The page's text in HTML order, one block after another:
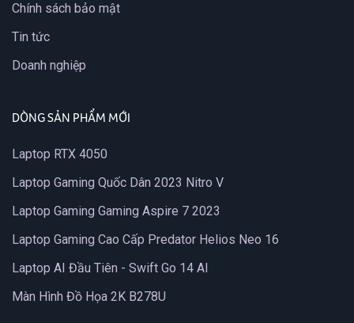
Chính sách bảo mật
Tin tức
Doanh nghiệp
DÒNG SẢN PHẨM MỚI
Laptop RTX 4050
Laptop Gaming Quốc Dân 2023 Nitro V
Laptop Gaming Gaming Aspire 7 2023
Laptop Gaming Cao Cấp Predator Helios Neo 16
Laptop AI Đầu Tiên - Swift Go 14 AI
Màn Hình Đồ Họa 2K B278U